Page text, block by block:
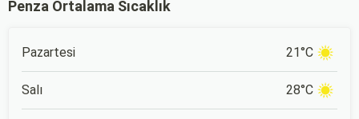
Penza Ortalama Sıcaklık
Pazartesi 21°C
Salı 28°C